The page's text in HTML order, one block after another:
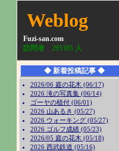
Weblog
Fuzi-san.com
訪問者 295395人
◆ 新着投稿記事 ◆
2026/06 庭の花木 (06/17)
2026 滝の写真集 (06/14)
ゴーヤの植付 (06/01)
2026 山あるき (05/27)
2026 ウォーキング (05/27)
2026 ゴルフ成績 (05/23)
2026/05 庭の花木 (05/18)
2026 西武鉄道 (05/16)